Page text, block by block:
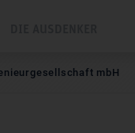
mbH